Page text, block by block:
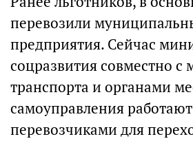
перевозили
предприятия. Сейчас
соцразвития совместно с
транспорта и органами
самоуправления
перевозчиками для